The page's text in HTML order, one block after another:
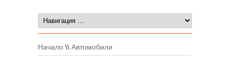
Начало \\ Автомобили